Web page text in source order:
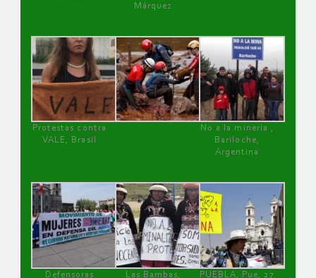
Márquez
Protestas contra
VALE, Brasil
No a la minería ,
Bariloche,
Argentina
Defensoras
Las Bambas,
PUEBLA, Pue, 27